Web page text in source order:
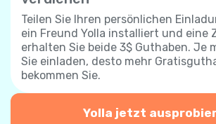
Teilen Sie Ihren persönlichen
ein Freund Yolla installiert und eine
erhalten Sie beide 3$ Guthaben. Je
Sie einladen, desto mehr
bekommen Sie.
Yolla jetzt